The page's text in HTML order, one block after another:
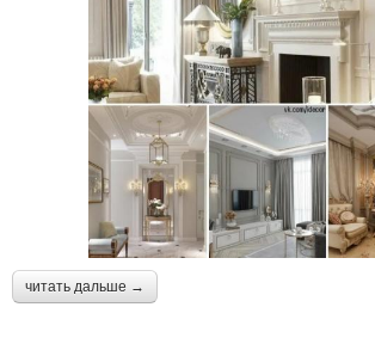
читать дальше →